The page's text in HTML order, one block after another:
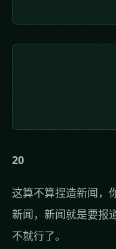
20
这算不算捏造新闻，
新闻，新闻就是要报
不就行了。